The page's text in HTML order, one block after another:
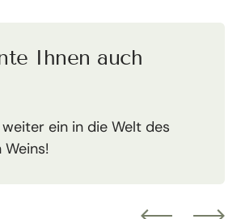
Ihnen auch
weiter ein in die Welt des